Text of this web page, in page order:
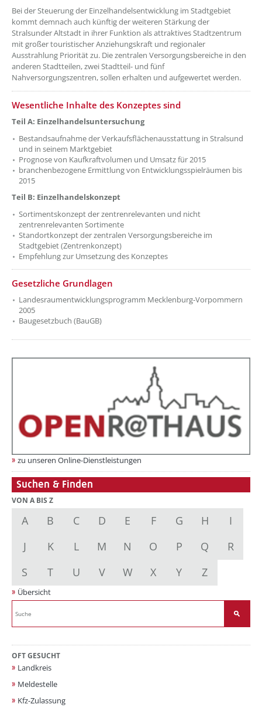
Bei der Steuerung der Einzelhandelsentwicklung im Stadtgebiet
kommt demnach auch künftig der weiteren Stärkung der
Stralsunder Altstadt in ihrer Funktion als attraktives Stadtzentrum
mit großer touristischer Anziehungskraft und regionaler
Ausstrahlung Priorität zu. Die zentralen Versorgungsbereiche in den
anderen Stadtteilen, zwei Stadtteil- und fünf
Nahversorgungszentren, sollen erhalten und aufgewertet werden.
Wesentliche Inhalte des Konzeptes sind
Teil A: Einzelhandelsuntersuchung
Bestandsaufnahme der Verkaufsflächenausstattung in Stralsund
und in seinem Marktgebiet
Prognose von Kaufkraftvolumen und Umsatz für 2015
branchenbezogene Ermittlung von Entwicklungsspielräumen bis
2015
Teil B: Einzelhandelskonzept
Sortimentskonzept der zentrenrelevanten und nicht
zentrenrelevanten Sortimente
Standortkonzept der zentralen Versorgungsbereiche im
Stadtgebiet (Zentrenkonzept)
Empfehlung zur Umsetzung des Konzeptes
Gesetzliche Grundlagen
Landesraumentwicklungsprogramm Mecklenburg-Vorpommern
2005
Baugesetzbuch (BauGB)
zu unseren Online-Dienstleistungen
Suchen & Finden
VON A BIS Z
A B C D E F G H
I
J
K L M N O P Q
R
S
T U V W X Y Z
Übersicht
OFT GESUCHT
Landkreis
Meldestelle
Kfz-Zulassung